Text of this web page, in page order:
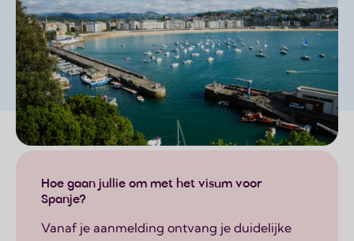
Page content
Hoe gaan jullie om met het visum voor
Spanje?
Vanaf je aanmelding ontvang je duidelijke